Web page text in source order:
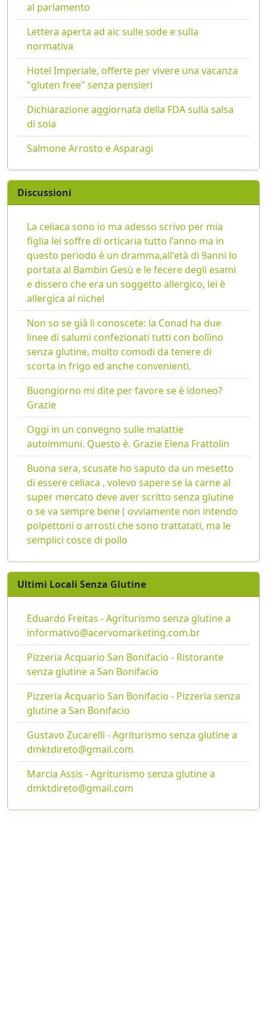
al parlamento
Lettera aperta ad aic sulle sode e sulla
normativa
Hotel Imperiale, offerte per vivere una vacanza
"gluten free" senza pensieri
Dichiarazione aggiornata della FDA sulla salsa
di soia
Salmone Arrosto e Asparagi
Discussioni
La celiaca sono io ma adesso scrivo per mia
figlia lei soffre di orticaria tutto l'anno ma in
questo periodo è un dramma,all'età di 9anni lo
portata al Bambin Gesù e le fecere degli esami
e dissero che era un soggetto allergico, lei è
allergica al nichel
Non so se già li conoscete: la Conad ha due
linee di salumi confezionati tutti con bollino
senza glutine, molto comodi da tenere di
scorta in frigo ed anche convenienti.
Buongiorno mi dite per favore se è idoneo?
Grazie
Oggi in un convegno sulle malattie
autoimmuni. Questo è. Grazie Elena Frattolin
Buona sera, scusate ho saputo da un mesetto
di essere celiaca , volevo sapere se la carne al
super mercato deve aver scritto senza glutine
o se va sempre bene ( ovviamente non intendo
polpettoni o arrosti che sono trattatati, ma le
semplici cosce di pollo
Ultimi Locali Senza Glutine
Eduardo Freitas - Agriturismo senza glutine a
informativo@acervomarketing.com.br
Pizzeria Acquario San Bonifacio - Ristorante
senza glutine a San Bonifacio
Pizzeria Acquario San Bonifacio - Pizzeria senza
glutine a San Bonifacio
Gustavo Zucarelli - Agriturismo senza glutine a
dmktdireto@gmail.com
Marcia Assis - Agriturismo senza glutine a
dmktdireto@gmail.com